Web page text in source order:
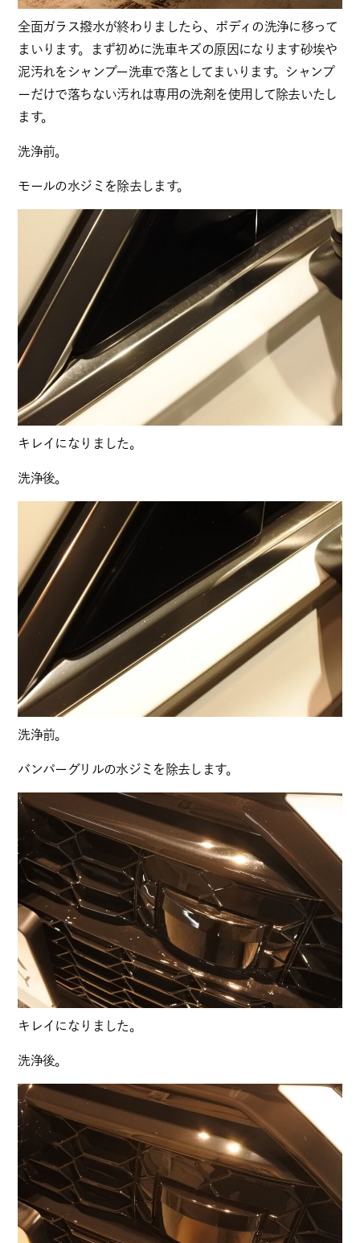
全面ガラス撥水が終わりましたら、ボディの洗浄に移って
まいります。まず初めに洗車キズの原因になります砂埃や
泥汚れをシャンプー洗車で落としてまいります。シャンプ
ーだけで落ちない汚れは専用の洗剤を使用して除去いたし
ます。
洗浄前。
モールの水ジミを除去します。
キレイになりました。
洗浄後。
洗浄前。
バンパーグリルの水ジミを除去します。
キレイになりました。
洗浄後。